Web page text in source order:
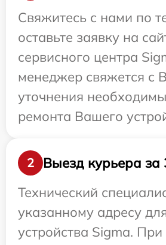
Свяжитесь с нами по
оставьте заявку на
сервисного центра
менеджер свяжется с
уточнения
ремонта Вашего
2
Выезд курьера за
Технический
указанному адресу
устройства Sigma. При